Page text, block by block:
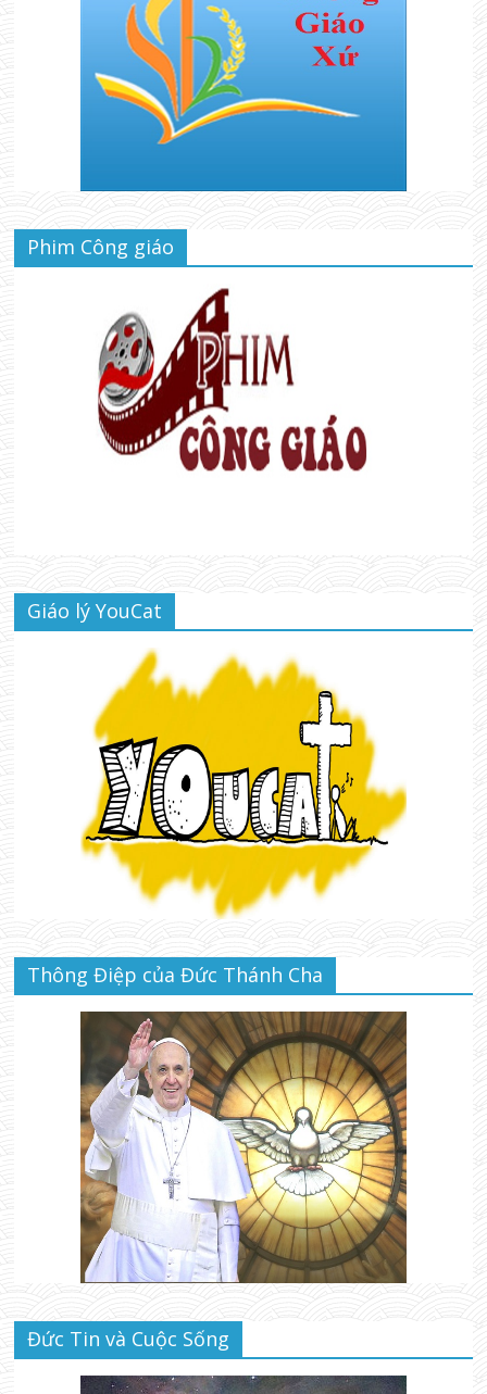
Phim Công giáo
Giáo lý YouCat
Thông Điệp của Đức Thánh Cha
Đức Tin và Cuộc Sống